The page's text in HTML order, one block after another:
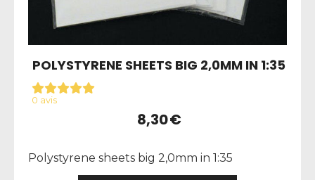
POLYSTYRENE SHEETS BIG 2,0MM IN 1:35
0 avis
8,30€
Polystyrene sheets big 2,0mm in 1:35